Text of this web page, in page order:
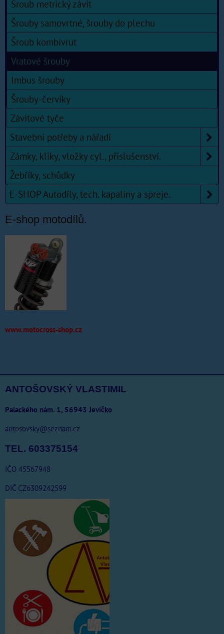
Šroub metrický závit
Šrouby samovrtné, šrouby do plechu
Šroub kombivrut
Vratové šrouby
Imbus šrouby
Šrouby-červíky
Závitové tyče
Stavební potřeby a nářadí
Zámky, kliky, vložky cyl., příslušenství.
Žebříky, schůdky
E-SHOP Autodíly, tech. kapaliny a spreje.
E-shop motodílů.
www.motocross-shop.cz
ANTOŠOVSKÝ VLASTIMIL
Palackého nám. 1, 56943 Jevíčko
antosovsky@seznam.cz
TEL. 603375154
IČO 45567948
DIČ CZ6309242599